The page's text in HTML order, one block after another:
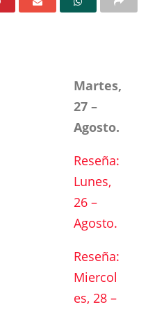
Martes,
27 –
Agosto.
Reseña:
Lunes,
26 –
Agosto.
Reseña:
Miercol
es, 28 –